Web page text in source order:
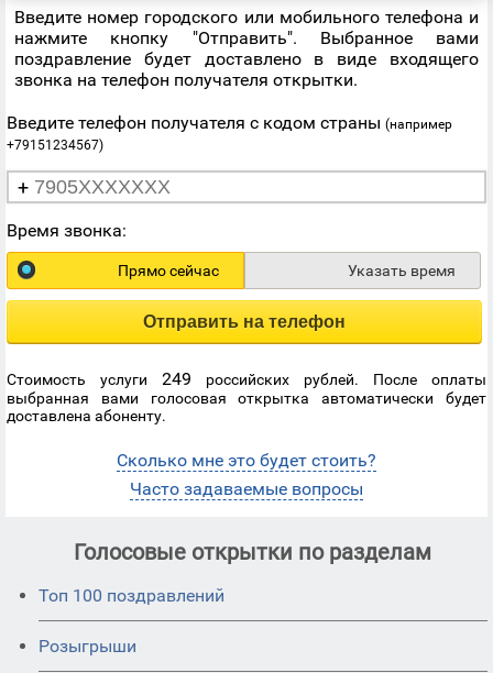
Введите номер городского или мобильного телефона и
нажмите кнопку "Отправить". Выбранное вами
поздравление будет доставлено в виде входящего
звонка на телефон получателя открытки.
Введите телефон получателя с кодом страны (например
+79151234567)
+
Время звонка:
Прямо сейчас Указать время
Отправить на телефон
Стоимость услуги 249 российских рублей. После оплаты
выбранная вами голосовая открытка автоматически будет
доставлена абоненту.
Сколько мне это будет стоить?
Часто задаваемые вопросы
Голосовые открытки по разделам
Топ 100 поздравлений
Розыгрыши